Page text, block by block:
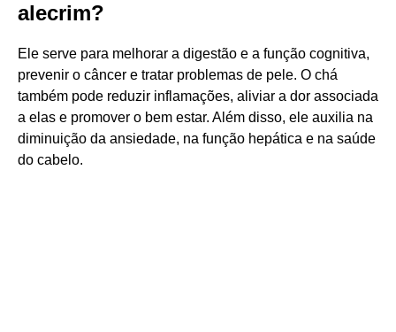
alecrim?
Ele serve para melhorar a digestão e a função cognitiva,
prevenir o câncer e tratar problemas de pele. O chá
também pode reduzir inflamações, aliviar a dor associada
a elas e promover o bem estar. Além disso, ele auxilia na
diminuição da ansiedade, na função hepática e na saúde
do cabelo.